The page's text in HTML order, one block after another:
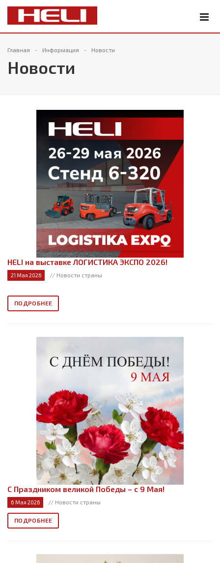
Главная Информация Новости
Новости
HELI на выставке ЛОГИСТИКА ЭКСПО 2026!
21 Мая 2026 // Новости страны
ПОДРОБНЕЕ
С Праздником великой Победы – с 9 Мая!
6 Мая 2026 // Новости страны
ПОДРОБНЕЕ